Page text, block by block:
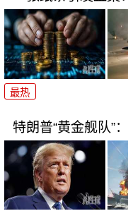
最热
特朗普“黄金舰队”